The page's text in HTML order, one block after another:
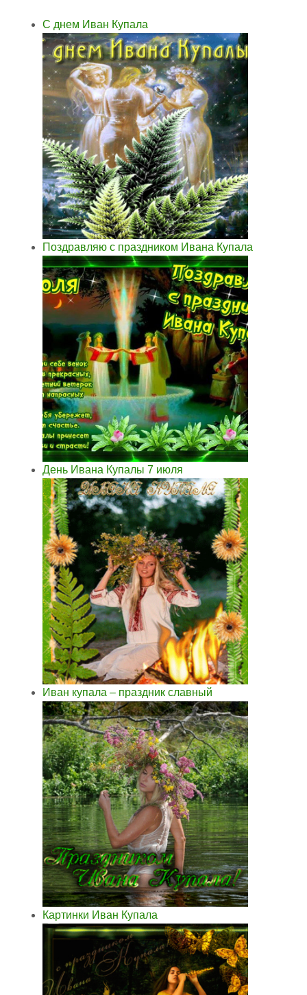
С днем Иван Купала
Поздравляю с праздником Ивана Купала
День Ивана Купалы 7 июля
Иван купала – праздник славный
Картинки Иван Купала